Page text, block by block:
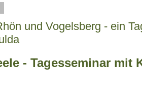
und Vogelsberg - ein
- Tagesseminar mit